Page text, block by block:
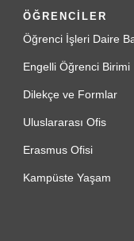
ÖĞRENCİLER
Öğrenci İşleri Daire
Engelli Öğrenci Birimi
Dilekçe ve Formlar
Uluslararası Ofis
Erasmus Ofisi
Kampüste Yaşam